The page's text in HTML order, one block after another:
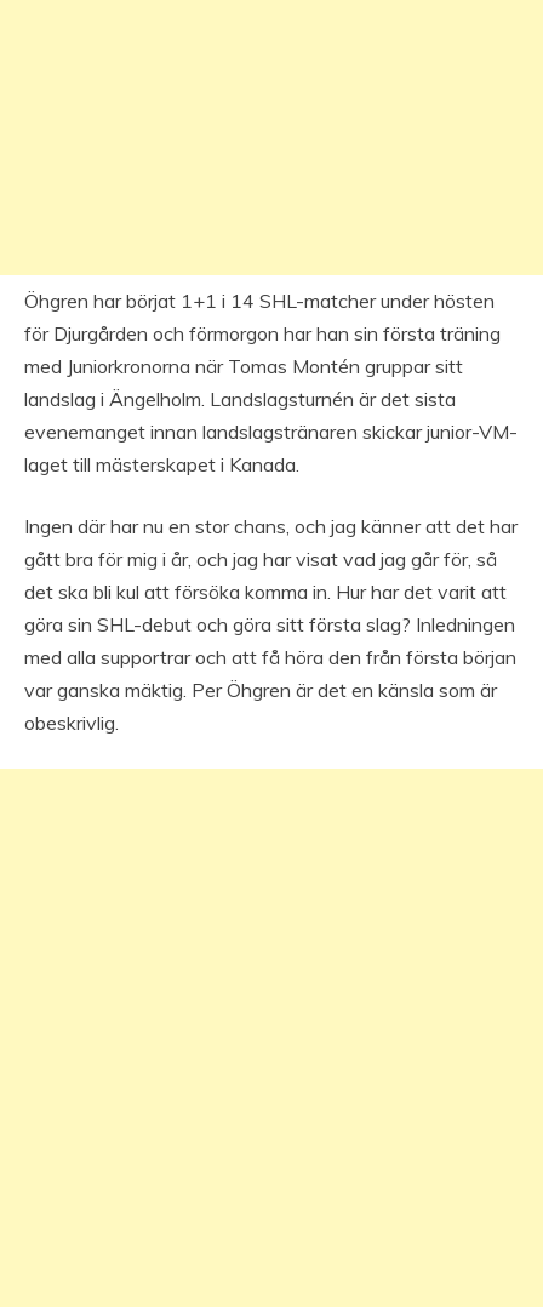
Öhgren har börjat 1+1 i 14 SHL-matcher under hösten
för Djurgården och förmorgon har han sin första träning
med Juniorkronorna när Tomas Montén gruppar sitt
landslag i Ängelholm. Landslagsturnén är det sista
evenemanget innan landslagstränaren skickar junior-VM-
laget till mästerskapet i Kanada.
Ingen där har nu en stor chans, och jag känner att det har
gått bra för mig i år, och jag har visat vad jag går för, så
det ska bli kul att försöka komma in. Hur har det varit att
göra sin SHL-debut och göra sitt första slag? Inledningen
med alla supportrar och att få höra den från första början
var ganska mäktig. Per Öhgren är det en känsla som är
obeskrivlig.